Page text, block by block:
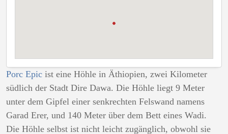
Porc Epic ist eine Höhle in Äthiopien, zwei Kilometer
südlich der Stadt Dire Dawa. Die Höhle liegt 9 Meter
unter dem Gipfel einer senkrechten Felswand namens
Garad Erer, und 140 Meter über dem Bett eines Wadi.
Die Höhle selbst ist nicht leicht zugänglich, obwohl sie